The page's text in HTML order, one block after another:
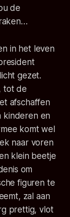
de
in het leven
gezet.
tot de
afschaffen
kinderen en
komt wel
naar voren
klein beetje
om
figuren te
zal aan
prettig, vlot